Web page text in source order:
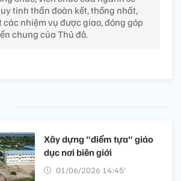
tinh thần đoàn kết, thống nhất,
các nhiệm vụ được giao, đóng góp
chung của Thủ đô.
Xây dựng "điểm tựa" giáo
dục nơi biên giới
01/06/2026 14:45’